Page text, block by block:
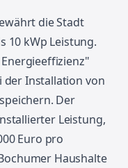
die Stadt
10 kWp Leistung.
der Installation von
Der
Leistung,
Euro pro
Haushalte